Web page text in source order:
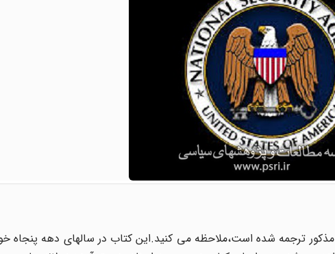
ترجمه شده است،ملاحظه می کنید.این کتاب در سالهای دهه پنجاه